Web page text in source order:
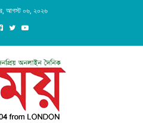
আগস্ট ০৬, ২০২৬